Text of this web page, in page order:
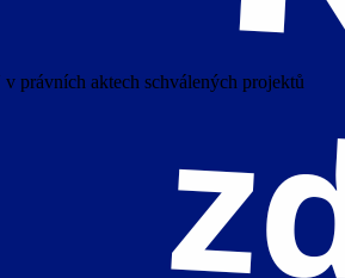
právních aktech schválených projektů